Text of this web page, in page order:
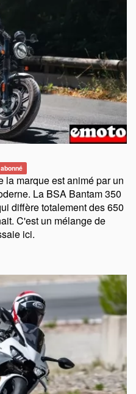
abonné
la marque est animé par un
La BSA Bantam 350
diffère totalement des 650
C'est un mélange de
ici.